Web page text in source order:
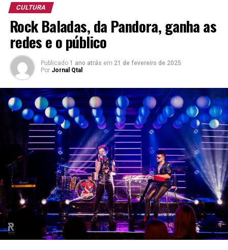
(Copa Libertadores)
13º Concurso Brasileiro da Cerveja.
Porter
Oktoberfest
Kellerbier Naturtrüb
CULTURA
Rock Baladas, da Pandora, ganha as
redes e o público
Publicado 1 ano atrás em 21 de fevereiro de 2025
Por Jornal Qtal